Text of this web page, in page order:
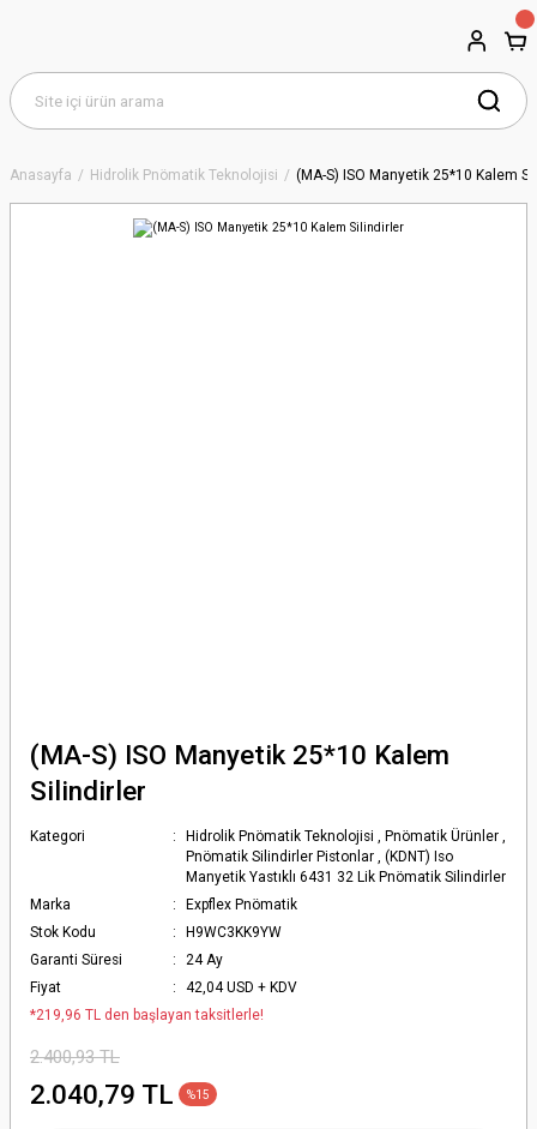
Anasayfa Hidrolik Pnömatik Teknolojisi (MA-S) ISO Manyetik 25*10 Kalem
(MA-S) ISO Manyetik 25*10 Kalem
Silindirler
Kategori Hidrolik Pnömatik Teknolojisi , Pnömatik Ürünler ,
Pnömatik Silindirler Pistonlar ,(KDNT) Iso
Manyetik Yastıklı 6431 32 Lik Pnömatik Silindirler
Marka
Expflex Pnömatik
Stok Kodu
H9WC3KK9YW
Garanti Süresi
24 Ay
Fiyat
42,04 USD + KDV
*219,96 TL den başlayan taksitlerle!
2.400,93 TL
2.040,79 TL %15